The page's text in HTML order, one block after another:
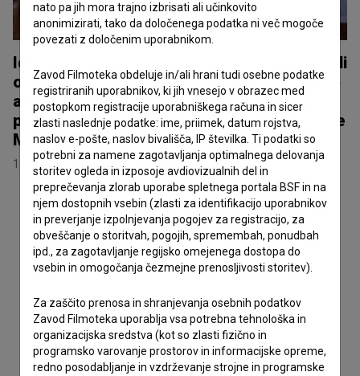
Ida, ki je pela tako grdo, da so še mrtvi vstali
od mrtvih in zapeli z njo v Pulju prejela zlato
areno za najboljši film regionalnega
programa. Nagrajen tudi direktor fotografije
Marko Brdar.
16. julij 2026
nato pa jih mora trajno izbrisati ali učinkovito
anonimizirati, tako da določenega podatka ni več mogoče
povezati z določenim uporabnikom.
Zavod Filmoteka obdeluje in/ali hrani tudi osebne podatke
registriranih uporabnikov, ki jih vnesejo v obrazec med
postopkom registracije uporabniškega računa in sicer
zlasti naslednje podatke: ime, priimek, datum rojstva,
naslov e-pošte, naslov bivališča, IP številka. Ti podatki so
potrebni za namene zagotavljanja optimalnega delovanja
storitev ogleda in izposoje avdiovizualnih del in
preprečevanja zlorab uporabe spletnega portala BSF in na
njem dostopnih vsebin (zlasti za identifikacijo uporabnikov
in preverjanje izpolnjevanja pogojev za registracijo, za
obveščanje o storitvah, pogojih, spremembah, ponudbah
ipd., za zagotavljanje regijsko omejenega dostopa do
vsebin in omogočanja čezmejne prenosljivosti storitev).
Za zaščito prenosa in shranjevanja osebnih podatkov
Zavod Filmoteka uporablja vsa potrebna tehnološka in
organizacijska sredstva (kot so zlasti fizično in
programsko varovanje prostorov in informacijske opreme,
redno posodabljanje in vzdrževanje strojne in programske